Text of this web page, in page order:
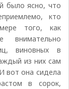
было ясно, что
кто
того, как
внимательно
виновных в
из них сам
вот она сидела
в сорок,